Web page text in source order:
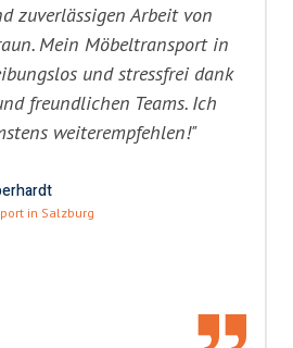
zuverlässigen Arbeit von
Mein Möbeltransport in
und stressfrei dank
freundlichen Teams. Ich
weiterempfehlen!"
in Salzburg